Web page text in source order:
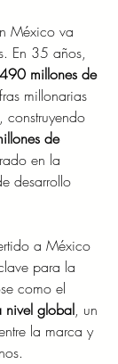
México va
En 35 años,
490 millones de
millonarias
construyendo
de
en la
desarrollo
a México
para la
como el
nivel global, un
la marca y